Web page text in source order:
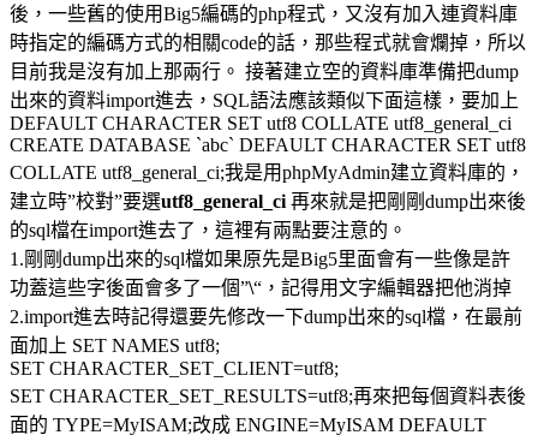
後，一些舊的使用Big5編碼的php程式，又沒有加入連資料庫
時指定的編碼方式的相關code的話，那些程式就會爛掉，所以
目前我是沒有加上那兩行。 接著建立空的資料庫準備把dump
出來的資料import進去，SQL語法應該類似下面這樣，要加上
DEFAULT CHARACTER SET utf8 COLLATE utf8_general_ci
CREATE DATABASE `abc` DEFAULT CHARACTER SET utf8
COLLATE utf8_general_ci;我是用phpMyAdmin建立資料庫的，
建立時”校對”要選utf8_general_ci 再來就是把剛剛dump出來後
的sql檔在import進去了，這裡有兩點要注意的。
1.剛剛dump出來的sql檔如果原先是Big5里面會有一些像是許
功蓋這些字後面會多了一個”\“，記得用文字編輯器把他消掉
2.import進去時記得還要先修改一下dump出來的sql檔，在最前
面加上 SET NAMES utf8;
SET CHARACTER_SET_CLIENT=utf8;
SET CHARACTER_SET_RESULTS=utf8;再來把每個資料表後
面的 TYPE=MyISAM;改成 ENGINE=MyISAM DEFAULT